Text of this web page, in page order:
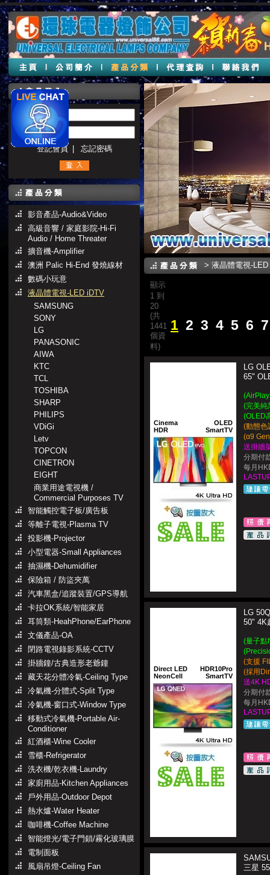
帳號 :
密碼 :
登記會員
忘記密碼
影音產品-Audio&Video
高級音響 / 家庭影院-Hi-Fi
Audio / Home Threater
擴音機-Amplifier
澳洲 Palic Hi-End 發燒線材
數碼小玩意
液晶體電視-LED iDTV
SAMSUNG
SONY
LG
PANASONIC
AIWA
KTC
TCL
TOSHIBA
SHARP
PHILIPS
VDiGi
Letv
TOPCON
CINETRON
EIGHT
商業用途電視機 /
Commercial Purposes TV
智能觸控電子板/廣告板
等離子電視-Plasma TV
投影機-Projector
小型電器-Small Appliances
抽濕機-Dehumidifier
保險箱 / 防盜夾萬
汽車黑盒/追蹤裝置/GPS導航
卡拉OK系統/智能家居
耳筒類-HeahPhone/EarPhone
文儀產品-OA
閉路電視錄影系統-CCTV
掛牆鐘/古典造形老爺鐘
藏天花分體冷氣-Ceiling Type
冷氣機-分體式-Split Type
冷氣機-窗口式-Window Type
移動式冷氣機-Portable Air-
Conditioner
紅酒櫃-Wine Cooler
雪櫃-Refrigerator
洗衣機/乾衣機-Laundry
家廚用品-Kitchen Appliances
戶外用品-Outdoor Depot
熱水爐-Water Heater
咖啡機-Coffee Machine
智能燈光/電子門鎖/霧化玻璃膜
電制面板
風扇吊燈-Ceiling Fan
>液晶體電視-
顯示
1 到
20
(共
1441
個資
料)
1 2 3 4 5 6 7
Cinema
HDR
OLED
SmartTV
LG
65"
(完美純
(OLED
(動態色
(α9
送掛牆
分期付
每月
Direct LED
NeonCell
HDR10Pro
SmartTV
LG
50" 4K
(量子點
(支援
(採用
送4K
分期付
每月
三星